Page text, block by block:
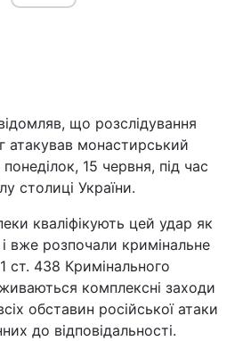
що розслідування
атакував монастирський
15 червня, під час
столиці України.
кваліфікують цей удар як
вже розпочали кримінальне
ст. 438 Кримінального
комплексні заходи
обставин російської атаки
до відповідальності.